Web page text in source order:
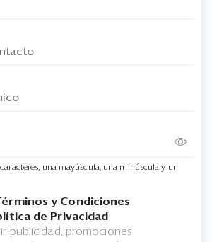
una mayúscula, una minúscula y un
y Condiciones
de Privacidad
publicidad, promociones